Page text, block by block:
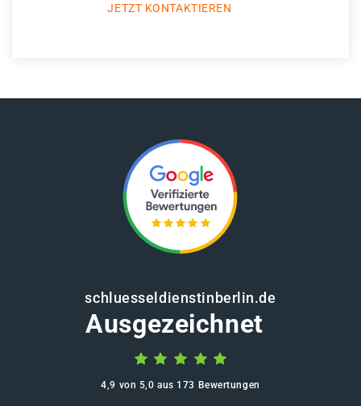
JETZT KONTAKTIEREN
schluesseldienstinberlin.de
Ausgezeichnet
4,9 von 5,0 aus 173 Bewertungen